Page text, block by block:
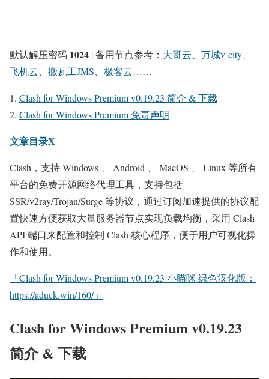
默认解压密码 1024 | 备用节点参考： 大哥云 万城v-city
飞机云
搬瓦工JMS 极客云……
Clash for Windows Premium v0.19.23 简介 & 下载
Clash for Windows Premium 免责声明
文章目录X
Clash，支持 Windows 、 Android 、 MacOS 、 Linux 等所有
平台的免费开源网络代理工具，支持包括
SSR/v2ray/Trojan/Surge 等协议，通过订阅加速提供的协议配
置快速方便获取大量服务器节点实现负载均衡，采用 Clash
API 端口来配置和控制 Clash 核心程序，便于用户可视化操
作和使用。
「Clash for Windows Premium v0.19.23 小喵咪 绿色汉化版：
https://aduck.win/160/」
Clash for Windows Premium v0.19.23
简介 & 下载